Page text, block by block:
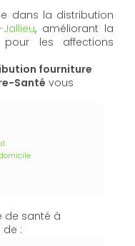
dans la distribution
, améliorant la
les affections
fourniture
Santé vous
de santé à
: